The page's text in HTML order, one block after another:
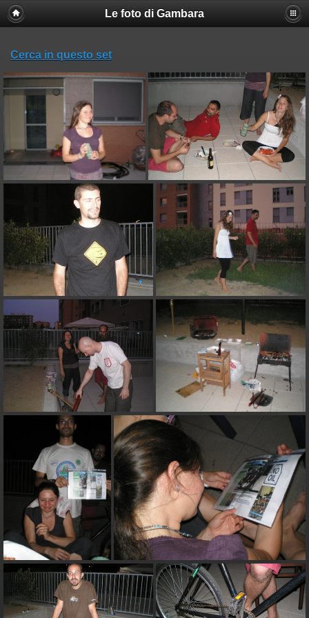
Le foto di Gambara
Cerca in questo set